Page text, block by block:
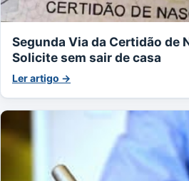
Segunda Via da Certidão de
Solicite sem sair de casa
Ler artigo →